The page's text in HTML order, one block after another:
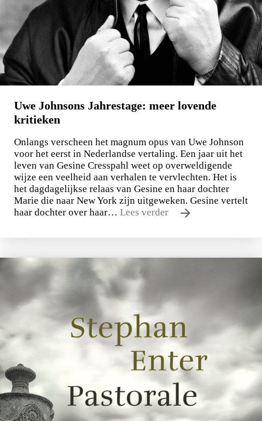
Maxim Osipov
De wereld is niet stuk te krijgen
€ 15,00
LEES MEER
Een jaar uit het leven van Gesine Cresspahl
€49,50
BESTEL
Uwe Johnsons Jahrestage: meer lovende
kritieken
Onlangs verscheen het magnum opus van Uwe Johnson
voor het eerst in Nederlandse vertaling. Een jaar uit het
leven van Gesine Cresspahl weet op overweldigende
wijze een veelheid aan verhalen te vervlechten. Het is
het dagdagelijkse relaas van Gesine en haar dochter
Marie die naar New York zijn uitgeweken. Gesine vertelt
haar dochter over haar… Lees verder